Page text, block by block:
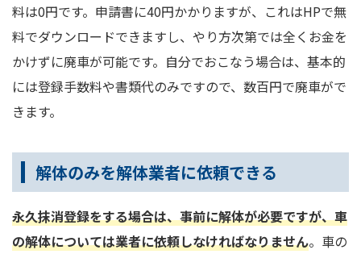
料は0円です。申請書に40円かかりますが、これはHPで無
料でダウンロードできますし、やり方次第では全くお金を
かけずに廃車が可能です。自分でおこなう場合は、基本的
には登録手数料や書類代のみですので、数百円で廃車がで
きます。
解体のみを解体業者に依頼できる
永久抹消登録をする場合は、事前に解体が必要ですが、車
の解体については業者に依頼しなければなりません。車の